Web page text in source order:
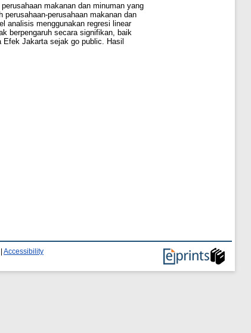
makanan dan minuman yang
perusahaan makanan dan
analisis menggunakan regresi linear
berpengaruh secara signifikan, baik
Jakarta sejak go public. Hasil
Accessibility